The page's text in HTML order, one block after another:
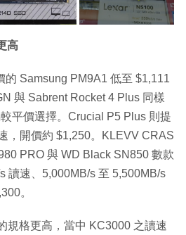
高
的 Samsung PM9A1 低至 $1,111
與 Sabrent Rocket 4 Plus 同樣
平價選擇。Crucial P5 Plus 則提
，開價約 $1,250。KLEVV CRAS
PRO 與 WD Black SN850 數款
讀速、5,000MB/s 至 5,500MB/s
。
規格更高，當中 KC3000 之讀速